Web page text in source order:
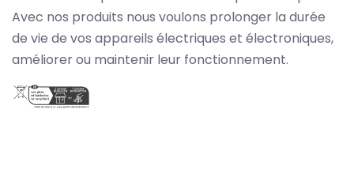
Avec nos produits nous voulons prolonger la durée
de vie de vos appareils électriques et électroniques,
améliorer ou maintenir leur fonctionnement.